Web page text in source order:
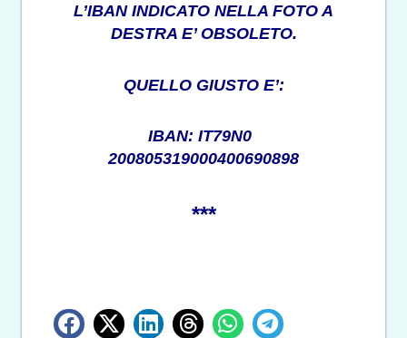
L’IBAN INDICATO NELLA FOTO A
DESTRA E’ OBSOLETO.
QUELLO GIUSTO E’:
IBAN: IT79N0
200805319000400690898
***